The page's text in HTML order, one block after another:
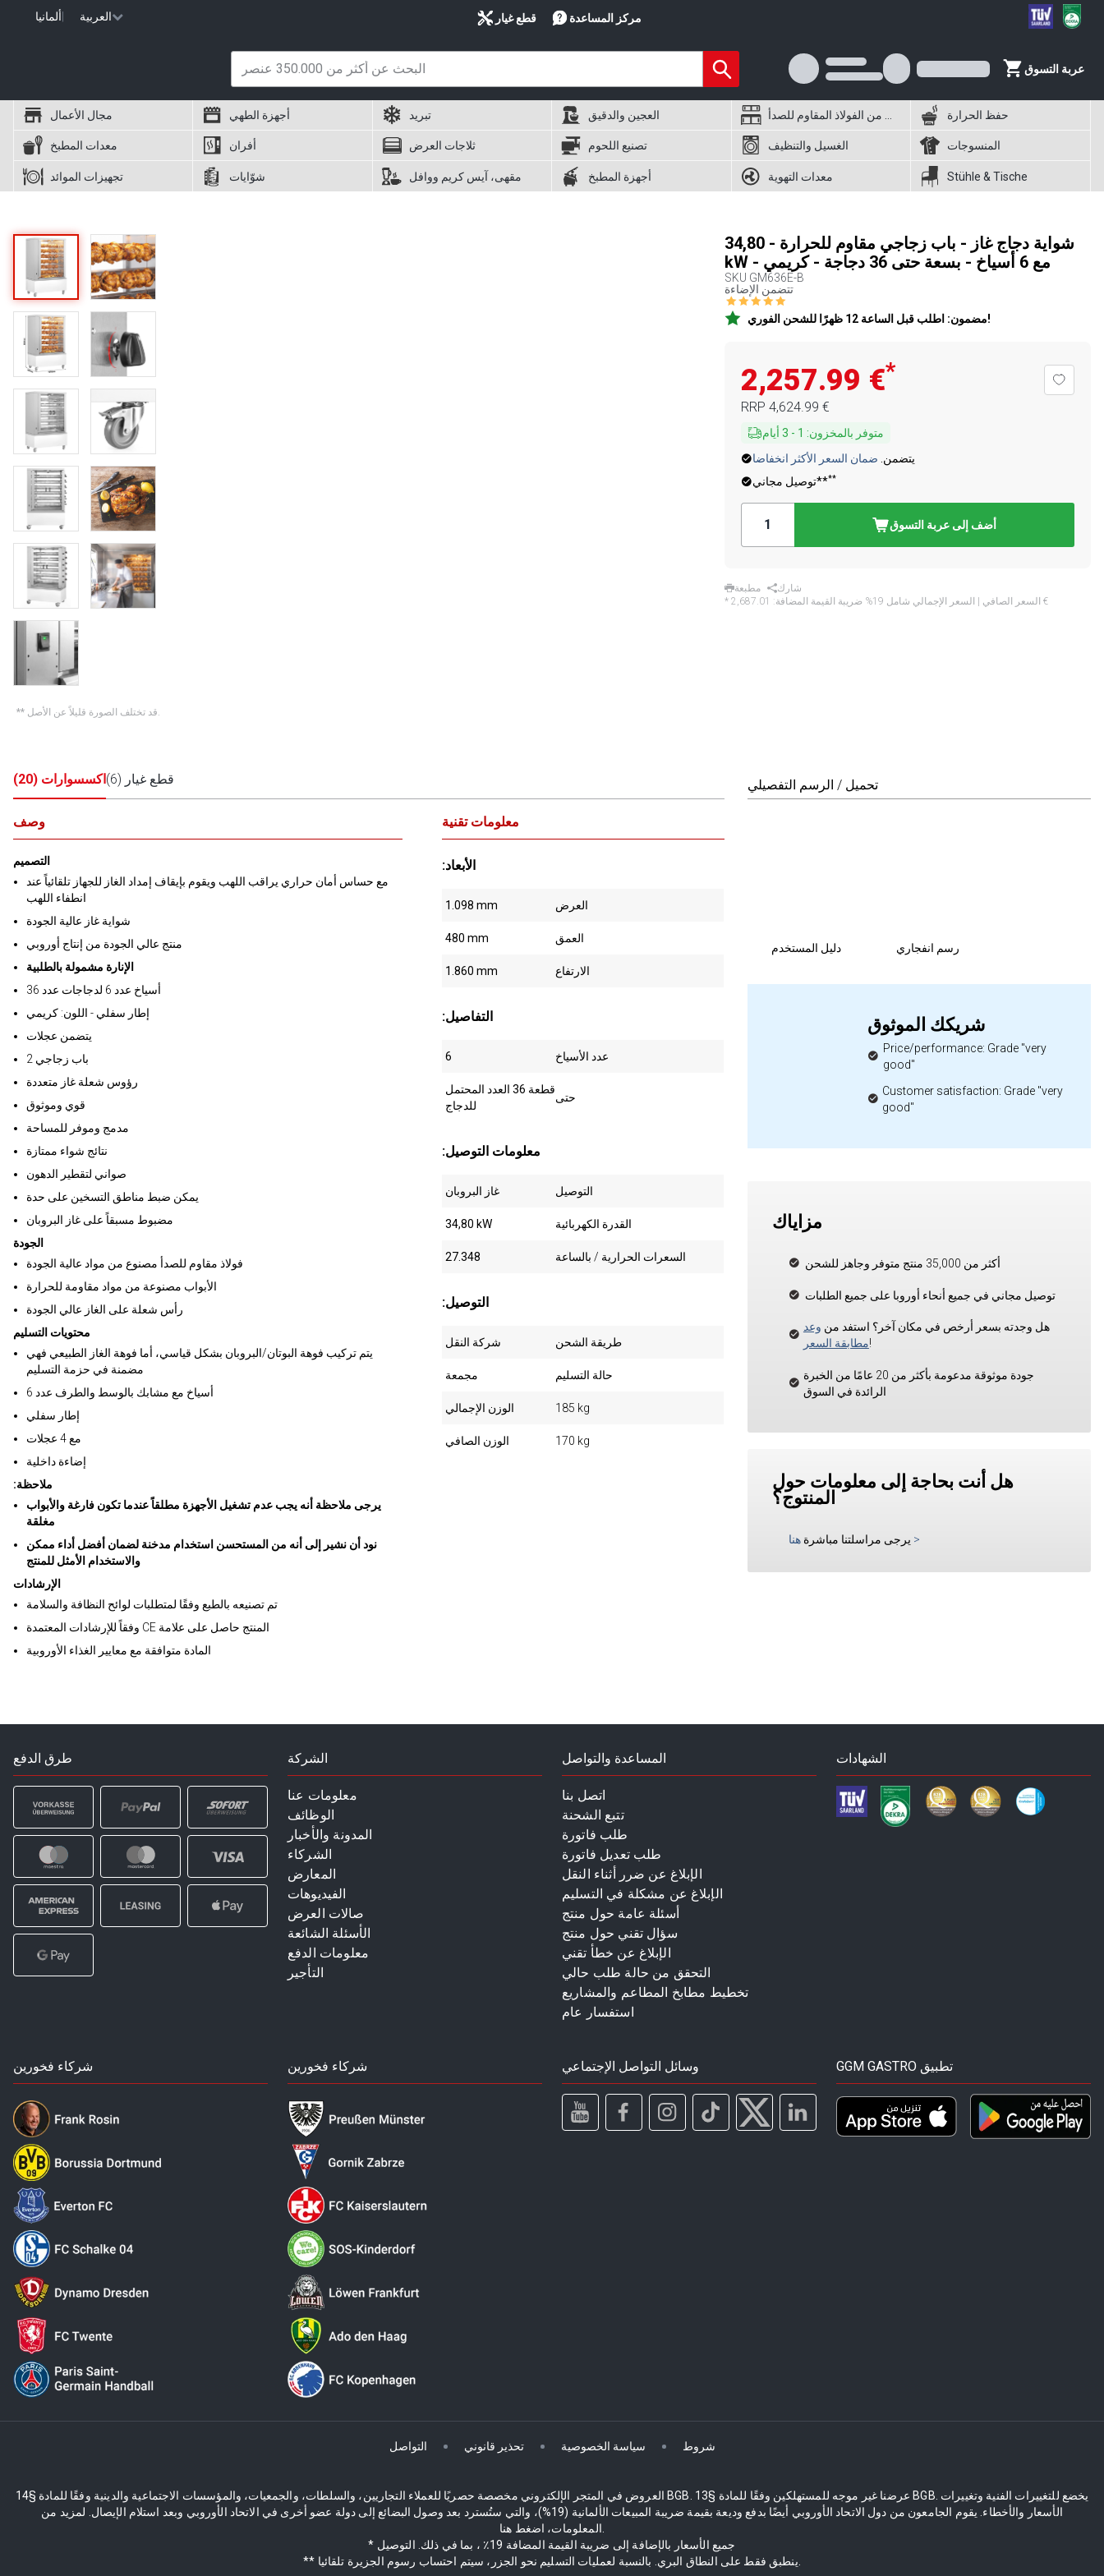
ألمانيا العربية قطع غيار مركز المساعدة
عربة التسوق
مجال الأعمال أجهزة الطهي تبريد العجين والدقيق حفظ الحرارة
معدات المطبخ أفران ثلاجات العرض تصنيع اللحوم الغسيل والتنظيف المنسوجات
تجهيزات الموائد شوّايات مقهى، آيس كريم ووافل أجهزة المطبخ معدات التهوية Stühle & Tische
** قد تختلف الصورة قليلاً عن الأصل.
شواية دجاج غاز - باب زجاجي مقاوم للحرارة - 34,80
kW - مع 6 أسياخ - بسعة حتى 36 دجاجة - كريمي
SKU GM636E-B
تتضمن الإضاءة
مضمون: اطلب قبل الساعة 12 ظهرًا للشحن الفوري!
‏2,257.99 €*
RRP ‏4,624.99 €
متوفر بالمخزون:
1
-
3 أيام
يتضمن. ضمان السعر الأكثر انخفاضا
توصيل مجاني****
أضف إلى عربة التسوق
مطبعة
شارك
* السعر الصافي | السعر الإجمالي شامل 19% ضريبة القيمة المضافة: ‏2,687.01 €
اكسسوارات (
20
) قطع غيار (
6
)
وصف
التصميم
مع حساس أمان حراري يراقب اللهب ويقوم بإيقاف إمداد الغاز للجهاز تلقائياً عند
انطفاء اللهب
شواية غاز عالية الجودة
منتج عالي الجودة من إنتاج أوروبي
الإنارة مشمولة بالطلبية
36 أسياخ عدد 6 لدجاجات عدد
إطار سفلي - اللون: كريمي
يتضمن عجلات
2 باب زجاجي
رؤوس شعلة غاز متعددة
قوي وموثوق
مدمج وموفر للمساحة
نتائج شواء ممتازة
صواني لتقطير الدهون
يمكن ضبط مناطق التسخين على حدة
مضبوط مسبقاً على غاز البروبان
الجودة
فولاذ مقاوم للصدأ مصنوع من مواد عالية الجودة
الأبواب مصنوعة من مواد مقاومة للحرارة
رأس شعلة على الغاز عالي الجودة
محتويات التسليم
يتم تركيب فوهة البوتان/البروبان بشكل قياسي، أما فوهة الغاز الطبيعي فهي
مضمنة في حزمة التسليم
6 أسياخ مع مشابك بالوسط والطرف عدد
إطار سفلي
مع 4 عجلات
إضاءة داخلية
:ملاحظة
يرجى ملاحظة أنه يجب عدم تشغيل الأجهزة مطلقاً عندما تكون فارغة والأبواب
مغلقة
نود أن نشير إلى أنه من المستحسن استخدام مدخنة لضمان أفضل أداء ممكن
والاستخدام الأمثل للمنتج
الإرشادات
تم تصنيعه بالطبع وفقًا لمتطلبات لوائح النظافة والسلامة
وفقاً للإرشادات المعتمدة CE المنتج حاصل على علامة
المادة متوافقة مع معايير الغذاء الأوروبية
معلومات تقنية
:الأبعاد
1.098 mm العرض
480 mm العمق
1.860 mm الارتفاع
:التفاصيل
6 عدد الأسياخ
قطعة 36 العدد المحتمل
للدجاج
حتى
:معلومات التوصيل
غاز البروبان التوصيل
34,80 kW القدرة الكهربائية
27.348 السعرات الحرارية / بالساعة
:التوصيل
شركة النقل طريقة الشحن
مجمعة حالة التسليم
الوزن الإجمالي 185 kg
الوزن الصافي 170 kg
تحميل / الرسم التفصيلي
دليل المستخدم رسم انفجاري
شريكك الموثوق
Price/performance: Grade "very
good"
Customer satisfaction: Grade "very
good"
مزاياك
أكثر من 35,000 منتج متوفر وجاهز للشحن
توصيل مجاني في جميع أنحاء أوروبا على جميع الطلبات
هل وجدته بسعر أرخص في مكان آخر؟ استفد من وعد
مطابقة السعر!
جودة موثوقة مدعومة بأكثر من 20 عامًا من الخبرة
الرائدة في السوق
هل أنت بحاجة إلى معلومات حول
المنتوج؟
يرجى مراسلتنا مباشرة هنا >
طرق الدفع الشركة
معلومات عنا
الوظائف
المدونة والأخبار
الشركاء
المعارض
الفيديوهات
صالات العرض
الأسئلة الشائعة
معلومات الدفع
التأجير
المساعدة والتواصل
اتصل بنا
تتبع الشحنة
طلب فاتورة
طلب تعديل فاتورة
الإبلاغ عن ضرر أثناء النقل
الإبلاغ عن مشكلة في التسليم
أسئلة عامة حول منتج
سؤال تقني حول منتج
الإبلاغ عن خطأ تقني
التحقق من حالة طلب حالي
تخطيط مطابخ المطاعم والمشاريع
استفسار عام
الشهادات
شركاء فخورين شركاء فخورين وسائل التواصل الإجتماعي GGM GASTRO تطبيق
التواصل تحذير قانوني سياسة الخصوصية شروط
العروض في المتجر الإلكتروني مخصصة حصريًا للعملاء التجاريين، والسلطات، والجمعيات، والمؤسسات الاجتماعية والدينية وفقًا للمادة §14 BGB. عرضنا غير موجه للمستهلكين وفقًا للمادة §13 BGB. يخضع للتغييرات الفنية وتغييرات
الأسعار والأخطاء. يقوم الجامعون من دول الاتحاد الأوروبي أيضًا بدفع وديعة بقيمة ضريبة المبيعات الألمانية (19%)، والتي ستُسترد بعد وصول البضائع إلى دولة عضو أخرى في الاتحاد الأوروبي وبعد استلام الإيصال. لمزيد من
المعلومات، اضغط هنا.
* جميع الأسعار بالإضافة إلى ضريبة القيمة المضافة 19٪ ، بما في ذلك. التوصيل
** ينطبق فقط على النطاق البري. بالنسبة لعمليات التسليم نحو الجزر، سيتم احتساب رسوم الجزيرة تلقائيا.